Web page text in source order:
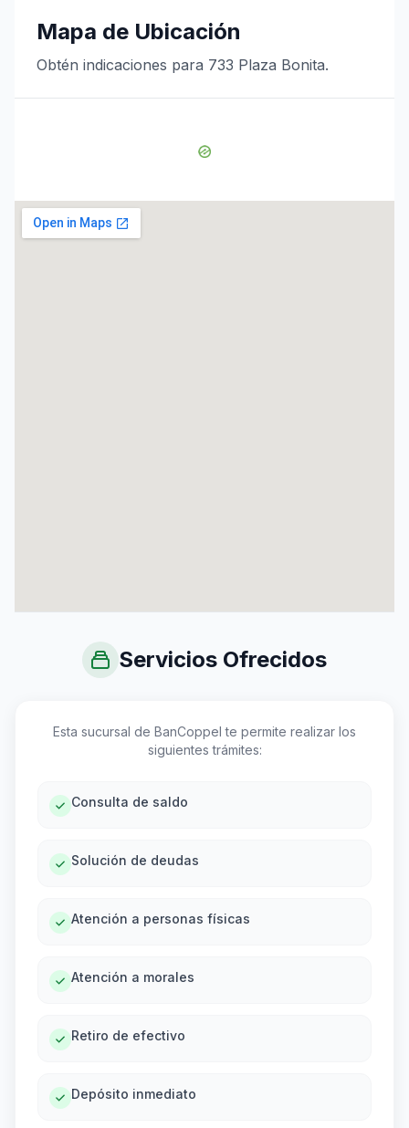
Mapa de Ubicación
Obtén indicaciones para 733 Plaza Bonita.
Servicios Ofrecidos
Esta sucursal de BanCoppel te permite realizar los
siguientes trámites:
Consulta de saldo
Solución de deudas
Atención a personas físicas
Atención a morales
Retiro de efectivo
Depósito inmediato